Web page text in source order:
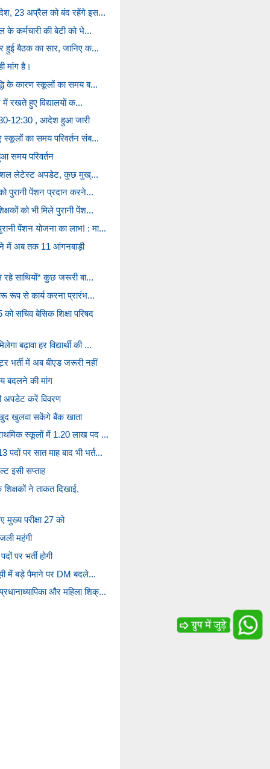
23 अप्रैल को बंद रहेंगे इस...
के कर्मचारी की बेटी को भे...
हुई बैठक का सार, जानिए क...
मांग है।
के कारण स्कूलों का समय ब...
में रखते हुए विद्यालयों क...
12:30 , आदेश हुआ जारी
स्कूलों का समय परिवर्तन संब...
समय परिवर्तन
लेटेस्ट अपडेट, कुछ मुख्...
को पुरानी पेंशन प्रदान करने...
को भी मिले पुरानी पेंश...
पेंशन योजना का लाभ! : मा...
में अब तक 11 आंगनबाड़ी
साथियों* कुछ जरूरी बा...
रूप से कार्य करना प्रारंभ...
सचिव बेसिक शिक्षा परिषद
बढ़ावा हर विद्यार्थी की ...
भर्ती में अब बीएड जरूरी नहीं
बदलने की मांग
अपडेट करें विवरण
खुलवा सकेंगे बैंक खाता
स्कूलों में 1.20 लाख पद ...
पर सात माह बाद भी भर्त...
इसी सप्ताह
ने ताकत दिखाई,
मुख्य परीक्षा 27 को
महंगी
पर भर्ती होगी
में बड़े पैमाने पर DM बदले...
और महिला शिक्...